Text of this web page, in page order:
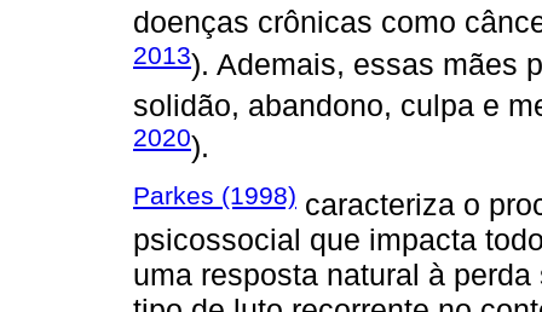
doenças crônicas como
2013). Ademais, essas mães
solidão, abandono, culpa e
2020).
Parkes (1998) caracteriza o
psicossocial que impacta
uma resposta natural à